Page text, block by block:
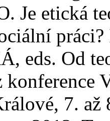
Je etická
eds. Od
konference
7.